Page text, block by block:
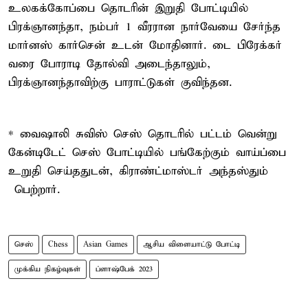
உலகக்கோப்பை தொடரின் இறுதி போட்டியில்
பிரக்ஞானந்தா, நம்பர் 1 வீரரான நார்வேயை சேர்ந்த
மார்னஸ் கார்சென் உடன் மோதினார். டை பிரேக்கர்
வரை போராடி தோல்வி அடைந்தாலும்,
பிரக்ஞானந்தாவிற்கு பாராட்டுகள் குவிந்தன.
* வைஷாலி சுவிஸ் செஸ் தொடரில் பட்டம் வென்று
கேன்டிடேட் செஸ் போட்டியில் பங்கேற்கும் வாய்ப்பை
உறுதி செய்ததுடன், கிராண்ட்மாஸ்டர் அந்தஸ்தும்
பெற்றார்.
செஸ் Chess Asian Games ஆசிய விளையாட்டு போட்டி
முக்கிய நிகழ்வுகள் ப்ளாஷ்பேக் 2023